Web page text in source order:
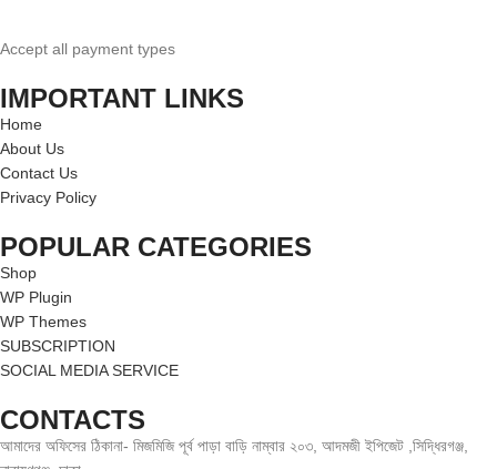
Accept all payment types
IMPORTANT LINKS
Home
About Us
Contact Us
Privacy Policy
POPULAR CATEGORIES
Shop
WP Plugin
WP Themes
SUBSCRIPTION
SOCIAL MEDIA SERVICE
CONTACTS
আমাদের অফিসের ঠিকানা- মিজমিজি পূর্ব পাড়া বাড়ি নাম্বার ২০৩, আদমজী ইপিজেট ,সিদ্ধিরগঞ্জ,